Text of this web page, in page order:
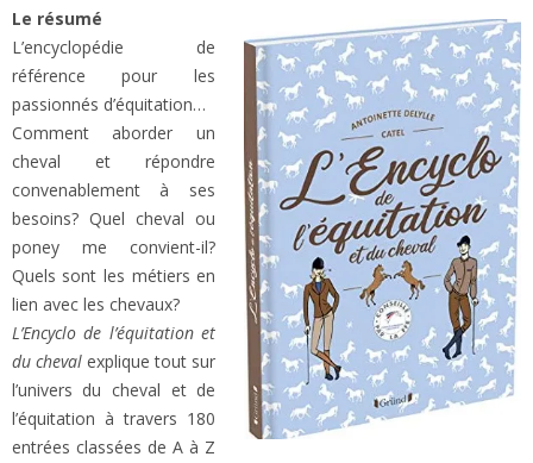
Le résumé
L’encyclopédie de
référence pour les
passionnés d’équitation…
Comment aborder un
cheval et répondre
convenablement à ses
besoins? Quel cheval ou
poney me convient-il?
Quels sont les métiers en
lien avec les chevaux?
L’Encyclo de l’équitation et
du cheval explique tout sur
l’univers du cheval et de
l’équitation à travers 180
entrées classées de A à Z